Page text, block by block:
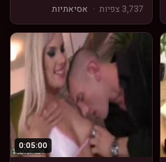
3,737 צפיות
· אסיאתיות
0:05:00